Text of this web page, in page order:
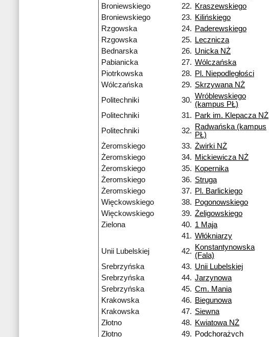
Broniewskiego
22. Kraszewskiego
Broniewskiego
23. Kilińskiego
Rzgowska
24. Paderewskiego
Rzgowska
25. Lecznicza
Bednarska
26. Unicka NŻ
Pabianicka
27. Wólczańska
Piotrkowska
28. Pl. Niepodległości
Wólczańska
29. Skrzywana NŻ
Politechniki
30. Wróblewskiego
(kampus PŁ)
Politechniki 31. Park im. Klepacza NŻ
Politechniki
32. Radwańska (kampus
PŁ)
Żeromskiego 33. Żwirki NŻ
Żeromskiego
34. Mickiewicza NŻ
Żeromskiego
35. Kopernika
Żeromskiego
36. Struga
Żeromskiego
37. Pl. Barlickiego
Więckowskiego
38. Pogonowskiego
Więckowskiego
39. Żeligowskiego
Zielona
40. 1 Maja
41. Włókniarzy
Unii Lubelskiej
42. Konstantynowska
(Fala)
Srebrzyńska 43. Unii Lubelskiej
Srebrzyńska
44. Jarzynowa
Srebrzyńska
45. Cm. Mania
Krakowska
46. Biegunowa
Krakowska
47. Siewna
Złotno
48. Kwiatowa NŻ
Złotno
49. Podchorążych